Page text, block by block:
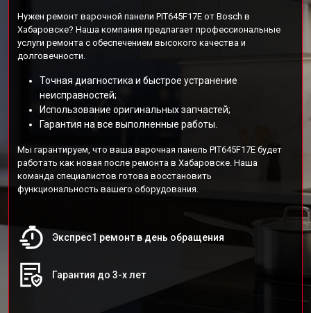
Нужен ремонт варочной панели PIT645F17E от Bosch в
Хабаровске? Наша компания предлагает профессиональные
услуги ремонта с обеспечением высокого качества и
долговечности.
Точная диагностика и быстрое устранение
неисправностей;
Использование оригинальных запчастей;
Гарантия на все выполненные работы.
Мы гарантируем, что ваша варочная панель PIT645F17E будет
работать как новая после ремонта в Хабаровске. Наша
команда специалистов готова восстановить
функциональность вашего оборудования.
Экспрес1 ремонт в день обращения
Гарантия до 3-х лет